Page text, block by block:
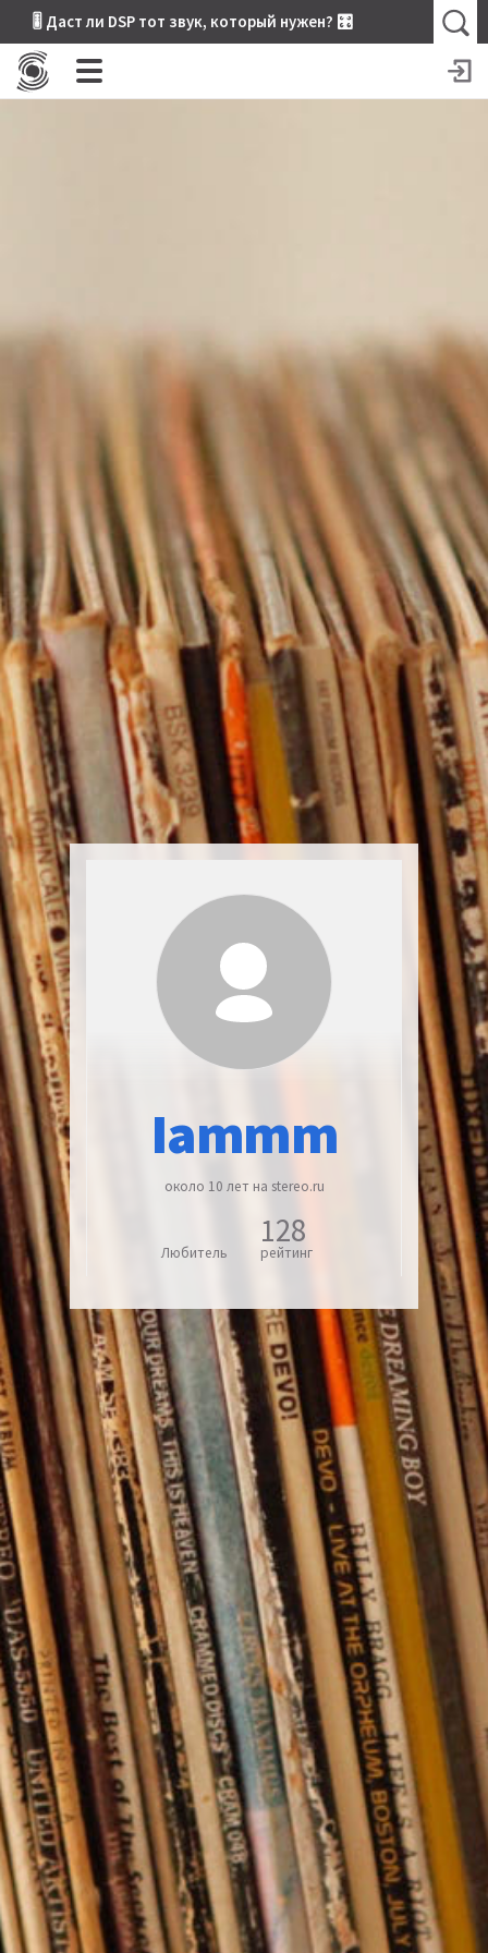
🎚 Даст ли DSP тот звук, который нужен? 🎛
Iammm
около 10 лет на stereo.ru
Любитель
128
рейтинг